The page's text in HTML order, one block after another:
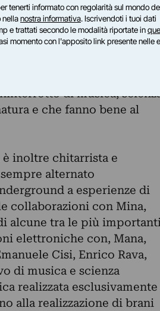
e dell’emergenza
curiosità e meraviglie
di Marino Capitanio
Rinaldi, nomi di
linguaggi espressivi
di musica,
e che fanno bene al
inoltre chitarrista e
alternato
a esperienze di
collaborazioni con Mina,
alcune tra le più
elettroniche con, Mana,
Cisi, Enrico Rava,
di musica e scienza
realizzata esclusivamente
alla realizzazione di brani
tenerti informato con regolarità sul mondo
nellanostra informativa. Iscrivendoti i tuoi dati
e trattati secondo le modalità riportate in
momento con l'apposito link presente nelle